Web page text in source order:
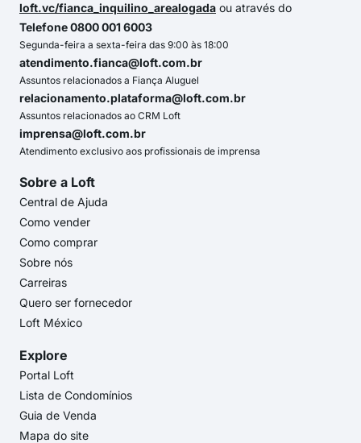
loft.vc/fianca_inquilino_arealogada ou através do
Telefone 0800 001 6003
Segunda-feira a sexta-feira das 9:00 às 18:00
atendimento.fianca@loft.com.br
Assuntos relacionados a Fiança Aluguel
relacionamento.plataforma@loft.com.br
Assuntos relacionados ao CRM Loft
imprensa@loft.com.br
Atendimento exclusivo aos profissionais de imprensa
Sobre a Loft
Central de Ajuda
Como vender
Como comprar
Sobre nós
Carreiras
Quero ser fornecedor
Loft México
Explore
Portal Loft
Lista de Condomínios
Guia de Venda
Mapa do site